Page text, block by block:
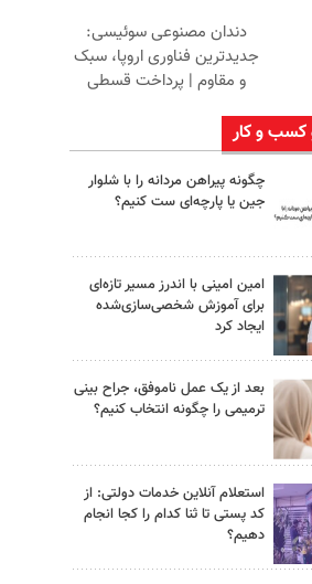
دندان مصنوعی سوئیسی:
جدیدترین فناوری اروپا، سبک
و مقاوم | پرداخت قسطی
و کسب و کار
چگونه پیراهن مردانه را با شلوار
جین یا پارچه‌ای ست کنیم؟
امین امینی با اندرز مسیر تازه‌ای
برای آموزش شخصی‌سازی‌شده
ایجاد کرد
بعد از یک عمل ناموفق، جراح بینی
ترمیمی را چگونه انتخاب کنیم؟
استعلام آنلاین خدمات دولتی: از
کد پستی تا ثنا کدام را کجا انجام
دهیم؟